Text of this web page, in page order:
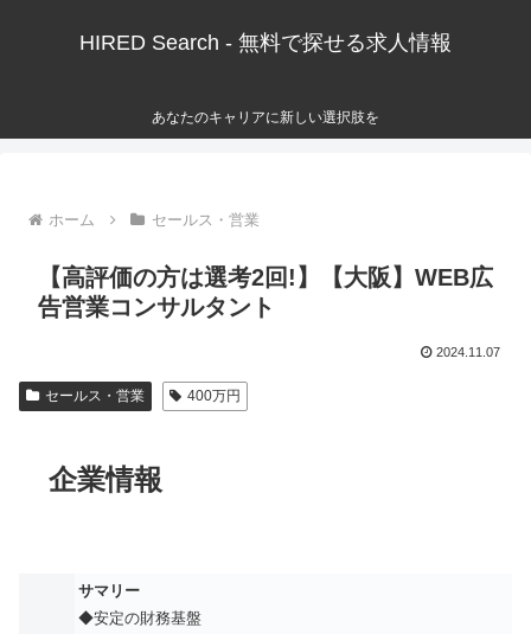
HIRED Search - 無料で探せる求人情報
あなたのキャリアに新しい選択肢を
ホーム セールス・営業
【高評価の方は選考2回!】【大阪】WEB広
告営業コンサルタント
2024.11.07
セールス・営業 400万円
企業情報
サマリー
◆安定の財務基盤